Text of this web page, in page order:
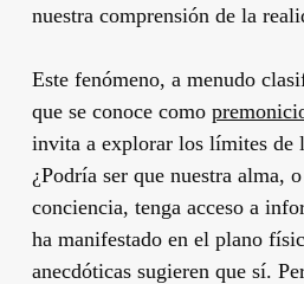
nuestra comprensión de la
Este fenómeno, a menudo
que se conoce como
invita a explorar los límites de
¿Podría ser que nuestra alma,
conciencia, tenga acceso a
ha manifestado en el plano
anecdóticas sugieren que sí.